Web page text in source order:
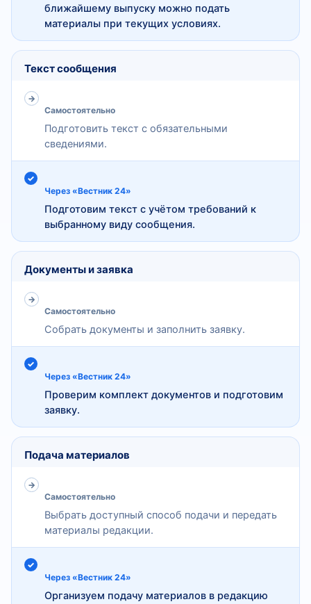
ближайшему выпуску можно подать
материалы при текущих условиях.
Текст сообщения
Самостоятельно
Подготовить текст с обязательными
сведениями.
Через «Вестник 24»
Подготовим текст с учётом требований к
выбранному виду сообщения.
Документы и заявка
Самостоятельно
Собрать документы и заполнить заявку.
Через «Вестник 24»
Проверим комплект документов и подготовим
заявку.
Подача материалов
Самостоятельно
Выбрать доступный способ подачи и передать
материалы редакции.
Через «Вестник 24»
Организуем подачу материалов в редакцию